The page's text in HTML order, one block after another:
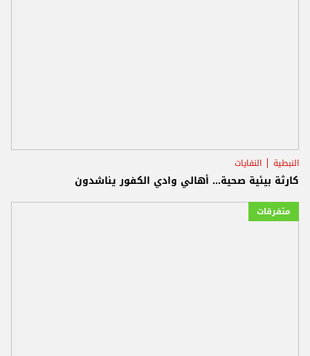
النبطية النفايات
كارثة بيئية صحية... أهالي وادي الكفور يناشدون
متفرقات